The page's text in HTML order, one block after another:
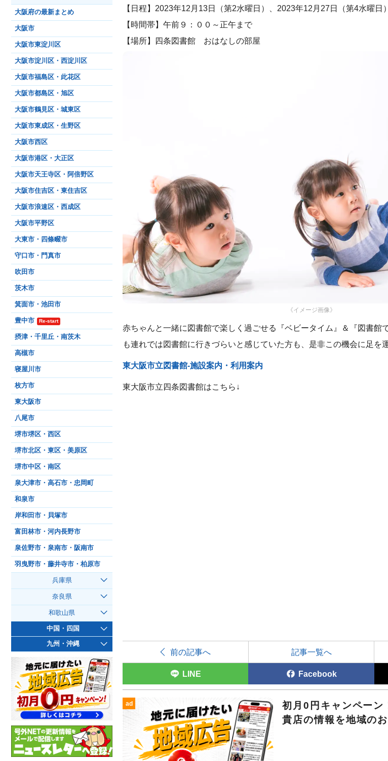
【日程】2023年12月13日（第2水曜日）、2023年12月27日（第4水曜
【時間帯】午前９：００～正午まで
【場所】四条図書館 おはなしの部屋
《イメージ画像》
赤ちゃんと一緒に図書館で楽しく過ごせる『ベビータイム』＆『図書館
も連れでは図書館に行きづらいと感じていた方も、是非この機会に足を
東大阪市立図書館-施設案内・利用案内
東大阪市立四条図書館はこちら↓
前の記事へ 記事一覧へ
LINE Facebook
ad
初月0円キャンペーン
貴店の情報を地域の
大阪府の最新まとめ
大阪市
大阪市東淀川区
大阪市淀川区・西淀川区
大阪市福島区・此花区
大阪市都島区・旭区
大阪市鶴見区・城東区
大阪市東成区・生野区
大阪市西区
大阪市港区・大正区
大阪市天王寺区・阿倍野区
大阪市住吉区・東住吉区
大阪市浪速区・西成区
大阪市平野区
大東市・四條畷市
守口市・門真市
吹田市
茨木市
箕面市・池田市
豊中市 Re-start
摂津・千里丘・南茨木
高槻市
寝屋川市
枚方市
東大阪市
八尾市
堺市堺区・西区
堺市北区・東区・美原区
堺市中区・南区
泉大津市・高石市・忠岡町
和泉市
岸和田市・貝塚市
富田林市・河内長野市
泉佐野市・泉南市・阪南市
羽曳野市・藤井寺市・柏原市
兵庫県
奈良県
和歌山県
中国・四国
九州・沖縄